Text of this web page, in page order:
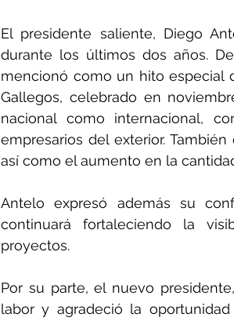
El presidente saliente, Diego
durante los últimos dos años.
mencionó como un hito especial
Gallegos, celebrado en
nacional como internacional,
empresarios del exterior.
así como el aumento en la
Antelo expresó además su
continuará fortaleciendo la
proyectos.
Por su parte, el nuevo
labor y agradeció la